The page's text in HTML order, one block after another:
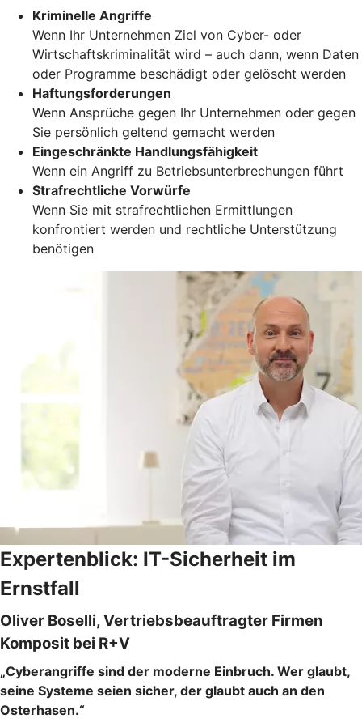
Kriminelle Angriffe
Wenn Ihr Unternehmen Ziel von Cyber- oder
Wirtschaftskriminalität wird – auch dann, wenn Daten
oder Programme beschädigt oder gelöscht werden
Haftungsforderungen
Wenn Ansprüche gegen Ihr Unternehmen oder gegen
Sie persönlich geltend gemacht werden
Eingeschränkte Handlungsfähigkeit
Wenn ein Angriff zu Betriebsunterbrechungen führt
Strafrechtliche Vorwürfe
Wenn Sie mit strafrechtlichen Ermittlungen
konfrontiert werden und rechtliche Unterstützung
benötigen
Expertenblick: IT-Sicherheit im
Ernstfall
Oliver Boselli, Vertriebsbeauftragter Firmen
Komposit bei R+V
„Cyberangriffe sind der moderne Einbruch. Wer glaubt,
seine Systeme seien sicher, der glaubt auch an den
Osterhasen.“